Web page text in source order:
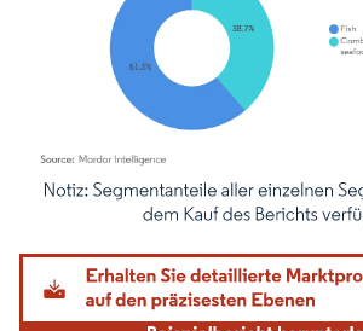
Bild © Mordor Intelligence. Wiederverwendung